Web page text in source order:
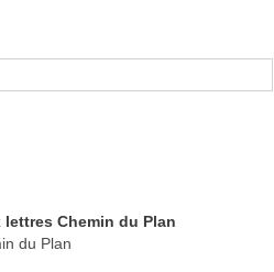
lettres Chemin du Plan
du Plan